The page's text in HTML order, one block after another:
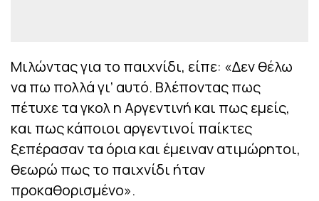
Μιλώντας για το παιχνίδι, είπε: «Δεν θέλω
να πω πολλά γι’ αυτό. Βλέποντας πως
πέτυχε τα γκολ η Αργεντινή και πως εμείς,
και πως κάποιοι αργεντινοί παίκτες
ξεπέρασαν τα όρια και έμειναν ατιμώρητοι,
θεωρώ πως το παιχνίδι ήταν
προκαθορισμένο».